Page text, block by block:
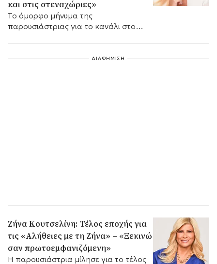
και στις στεναχώριες»
Το όμορφο μήνυμα της
παρουσιάστριας για το κανάλι στο
ΔΙΑΦΗΜΙΣΗ
Ζήνα Κουτσελίνη: Τέλος εποχής για
τις «Αλήθειες με τη Ζήνα» – «Ξεκινώ
σαν πρωτοεμφανιζόμενη»
Η παρουσιάστρια μίλησε για το τέλος